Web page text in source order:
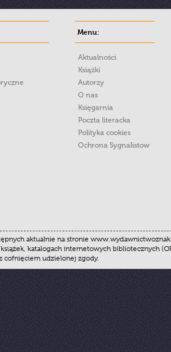
Menu:
Aktualności
Książki
Autorzy
O nas
Księgarnia
Poczta literacka
Polityka cookies
Ochrona Sygnalistow
aktualnie na stronie
katalogach internetowych bibliotecznych
cofnięciem udzielonej zgody.